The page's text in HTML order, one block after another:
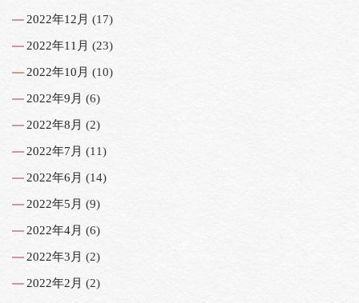
2022年12月 (17)
2022年11月 (23)
2022年10月 (10)
2022年9月 (6)
2022年8月 (2)
2022年7月 (11)
2022年6月 (14)
2022年5月 (9)
2022年4月 (6)
2022年3月 (2)
2022年2月 (2)